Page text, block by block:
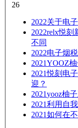
26
2022关于电
2022relx悦刻
不同
2022电子烟
2021YOOZ柚
2021悦刻电
迎？
2021yooz柚
2021利用自
2021如何在